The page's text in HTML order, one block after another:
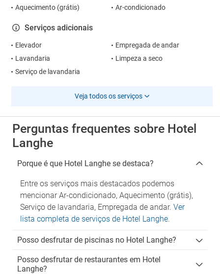
Aquecimento (grátis) Ar-condicionado
Serviços adicionais
Elevador
Empregada de andar
Lavandaria
Limpeza a seco
Serviço de lavandaria
Veja todos os serviços
Perguntas frequentes sobre Hotel
Langhe
Porque é que Hotel Langhe se destaca?
Entre os serviços mais destacados podemos
mencionar Ar-condicionado, Aquecimento (grátis),
Serviço de lavandaria, Empregada de andar. Ver
lista completa de serviços de Hotel Langhe.
Posso desfrutar de piscinas no Hotel Langhe?
Posso desfrutar de restaurantes em Hotel
Langhe?